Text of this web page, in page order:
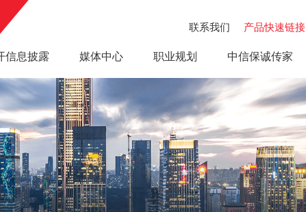
联系我们 产品快速链接
信息披露 媒体中心 职业规划 中信保诚传家
司”和“有竞争力保障类产品”